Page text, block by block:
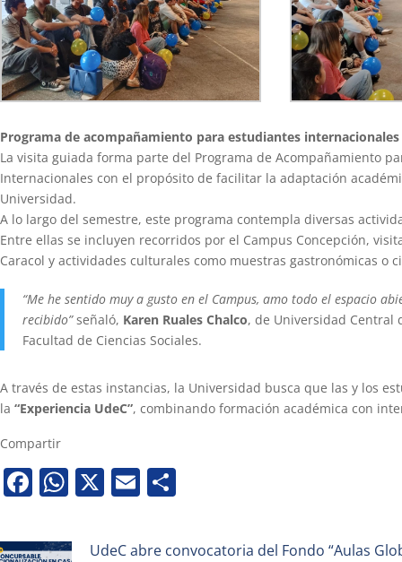
Programa de acompañamiento para estudiantes internacionales
La visita guiada forma parte del Programa de Acompañamiento
Internacionales con el propósito de facilitar la adaptación
Universidad.
A lo largo del semestre, este programa contempla diversas
Entre ellas se incluyen recorridos por el Campus Concepción,
Caracol y actividades culturales como muestras gastronómicas o
“Me he sentido muy a gusto en el Campus, amo todo el espacio
recibido”señaló, Karen Ruales Chalco, de Universidad Central
Facultad de Ciencias Sociales.
A través de estas instancias, la Universidad busca que las y los
la “Experiencia UdeC”, combinando formación académica con
Compartir
Facebook
WhatsApp
X Email
UdeC abre convocatoria del Fondo “Aulas